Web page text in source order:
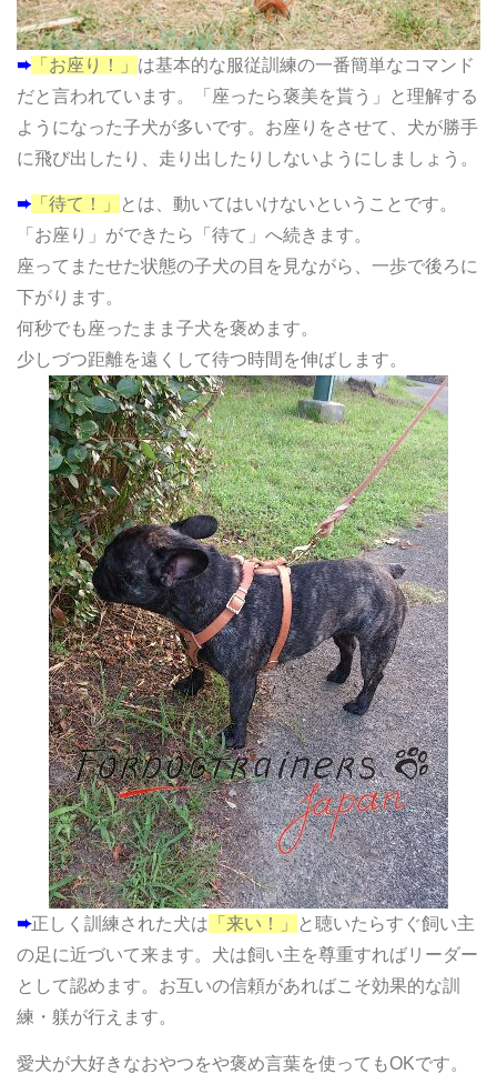
➨ 「お座り！」 は基本的な服従訓練の一番簡単なコマンド
だと言われています。
「座ったら褒美を貰う」と理解する
ようになった子犬が多いです。お座りをさせて、犬が勝手
に飛び出したり、走り出したりしないようにしましょう。
➨ 「待て！」
とは、動いてはいけないということです。
「お座り」ができたら「待て」へ続きます。
座ってまたせた状態の子犬の目を見ながら、一歩で後ろに
下がります。
何秒でも座ったまま子犬を褒めます。
少しづつ距離を遠くして待つ時間を伸ばします。
➨正しく訓練された犬は 「来い！」
と聴いたらすぐ飼い主
の足に近づいて来ます。 犬は飼い主を尊重すればリーダー
として認めます。お互いの信頼があればこそ効果的な訓
練・躾が行えます。
愛犬が大好きなおやつをや褒め言葉を使ってもOKです。